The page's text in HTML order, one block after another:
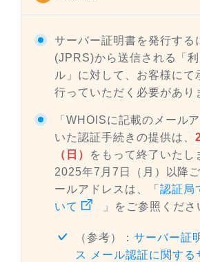
サーバー証明書を発行する
(JPRS)から送信される「
ル」に対して、お客様にて
行っていただく必要があり
「WHOISに記載のメール
いた認証手続きの提供は、
（日）
をもって終了いたし
2025年7月7日（月）以降
ールアドレスは、「 認証局
いて
」をご参照くださ
（参考）： サーバー証
ス メール認証に関する